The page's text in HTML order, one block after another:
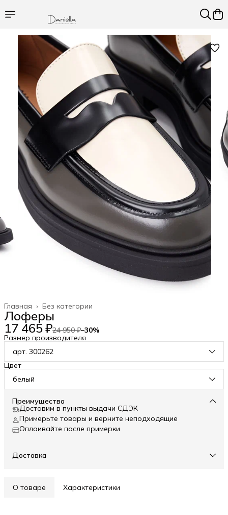
Без категории
Главная ›
Лоферы
17 465 ₽24 950 ₽−30%
Размер производителя
арт. 300262
Цвет
белый
Преимущества
Доставим в пункты выдачи СДЭК
Примерьте товары и верните неподходящие
Оплаивайте после примерки
Доставка
О товаре Характеристики